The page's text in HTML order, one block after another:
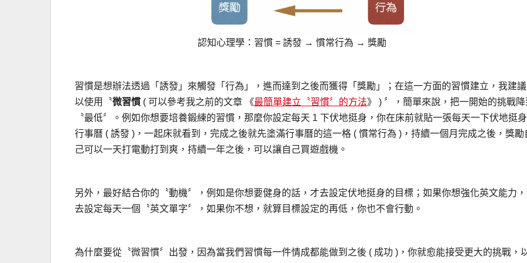
認知心理學：習慣 = 誘發 → 慣常行為 → 獎勵
習慣是想辦法透過「誘發」來觸發「行為」，進而達到之後而獲得「獎勵」；在這一方面的習慣建立，我建
以使用〝微習慣 ( 可以參考我之前的文章 《最簡單建立〝習慣〞的方法》 ) 〞，簡單來說，把一開始的挑戰降
〝最低〞。例如你想要培養鍛練的習慣，那麼你設定每天 1 下伏地挺身，你在床前就貼一張每天一下伏地挺
行事曆 ( 誘發 )，一起床就看到，完成之後就先塗滿行事曆的這一格 ( 慣常行為 )，持續一個月完成之後，獎勵
己可以一天打電動打到爽，持續一年之後，可以讓自己買遊戲機。
另外，最好結合你的〝動機〞，例如是你想要健身的話，才去設定伏地挺身的目標；如果你想強化英文能力
去設定每天一個〝英文單字〞，如果你不想，就算目標設定的再低，你也不會行動。
為什麼要從〝微習慣〞出發，因為當我們習慣每一件情成都能做到之後 ( 成功 )，你就愈能接受更大的挑戰，